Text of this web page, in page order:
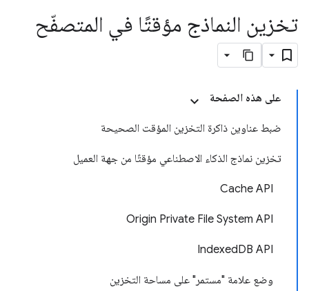
تخزين النماذج مؤقتًا في المتصفّح
على هذه الصفحة
ضبط عناوين ذاكرة التخزين المؤقت الصحيحة
تخزين نماذج الذكاء الاصطناعي مؤقتًا من جهة العميل
Cache API
Origin Private File System API
IndexedDB API
وضع علامة "مستمر" على مساحة التخزين